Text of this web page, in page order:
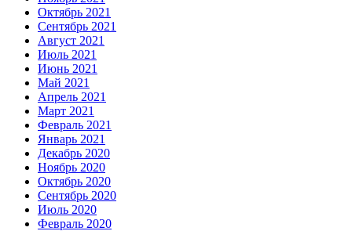
Октябрь 2021
Сентябрь 2021
Август 2021
Июль 2021
Июнь 2021
Май 2021
Апрель 2021
Март 2021
Февраль 2021
Январь 2021
Декабрь 2020
Ноябрь 2020
Октябрь 2020
Сентябрь 2020
Июль 2020
Февраль 2020